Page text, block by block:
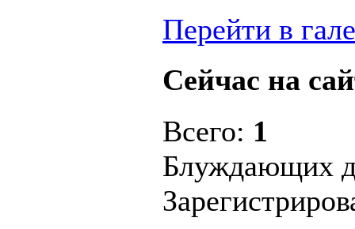
Перейти в
Сейчас на
Всего: 1
Блуждающих